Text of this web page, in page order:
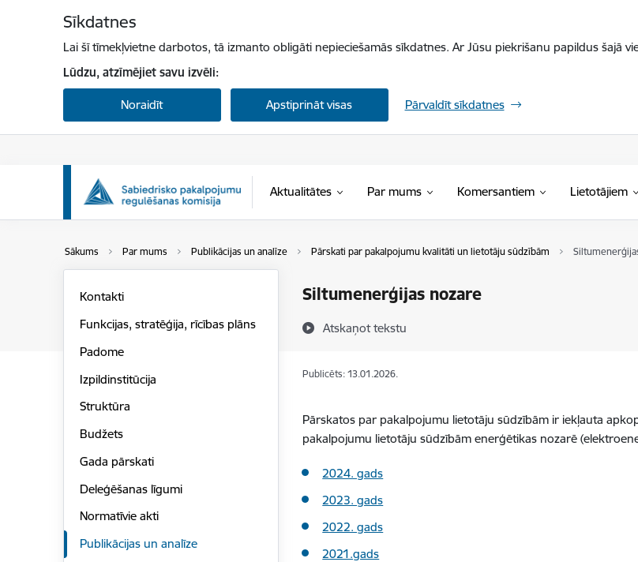
Sīkdatnes
Lai šī tīmekļvietne darbotos, tā izmanto obligāti nepieciešamās sīkdatnes. Ar Jūsu piekrišanu papildus šajā
Lūdzu, atzīmējiet savu izvēli:
Noraidīt Apstiprināt visas Pārvaldīt sīkdatnes
Aktualitātes Par mums Komersantiem Lietotājiem
Sākums Par mums Publikācijas un analīze Pārskati par pakalpojumu kvalitāti un lietotāju sūdzībām
Siltumenerģijas nozare
Atskaņot tekstu
Kontakti
Funkcijas, stratēģija, rīcības plāns
Padome
Izpildinstitūcija
Struktūra
Budžets
Gada pārskati
Deleģēšanas līgumi
Normatīvie akti
Publikācijas un analīze
Publicēts: 13.01.2026.
Pārskatos par pakalpojumu lietotāju sūdzībām ir iekļauta
pakalpojumu lietotāju sūdzībām enerģētikas nozarē
2024. gads
2023. gads
2022. gads
2021.gads